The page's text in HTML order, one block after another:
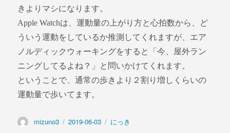
きよりマシになります。
Apple Watchは、運動量の上がり方と心拍数から、ど
ういう運動をしているか推測してくれますが、エア
ノルディックウォーキングをすると「今、屋外ラン
ニングしてるよね？」と問いかけてくれます。
ということで、通常の歩きより２割り増しくらいの
運動量で歩いてます。
投
mizuno3
投
2019-06-03
カ
にっき